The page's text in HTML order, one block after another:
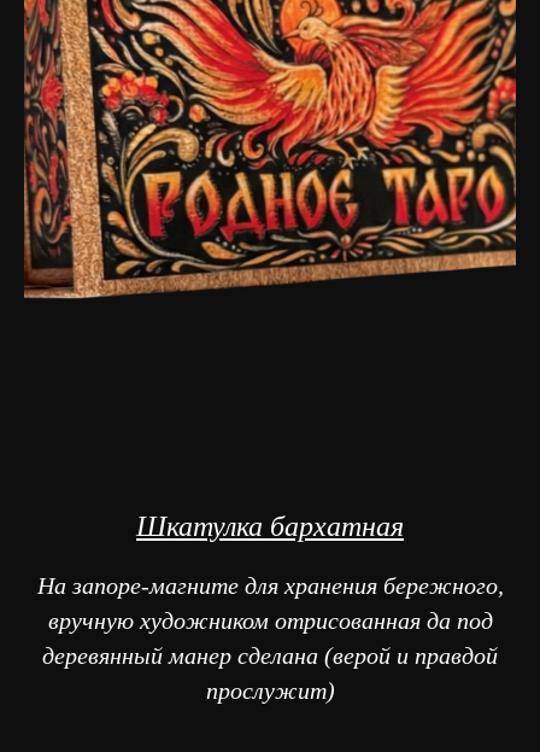
Шкатулка бархатная
На запоре-магните для хранения бережного,
вручную художником отрисованная да под
деревянный манер сделана (верой и правдой
прослужит)